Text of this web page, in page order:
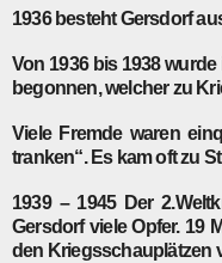
1936besteht Gersdorf
Von 1936 bis 1938wurde
begonnen, welcher zu
Viele Fremde waren
tranken“. Es kam oft zu
1939 – 1945 Der
Gersdorf viele Opfer. 19
den Kriegsschauplätzen